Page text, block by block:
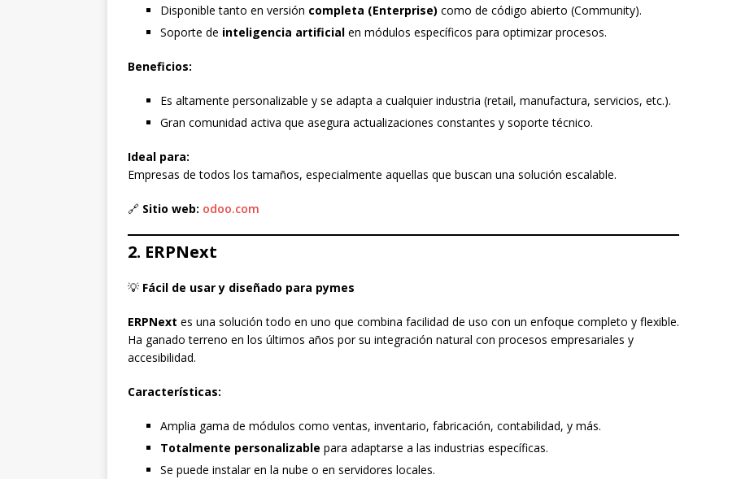
Disponible tanto en versión completa (Enterprise) como de código abierto (Community).
Soporte de inteligencia artificial en módulos específicos para optimizar procesos.
Beneficios:
Es altamente personalizable y se adapta a cualquier industria (retail, manufactura, servicios, etc.).
Gran comunidad activa que asegura actualizaciones constantes y soporte técnico.
Ideal para:
Empresas de todos los tamaños, especialmente aquellas que buscan una solución escalable.
🔗 Sitio web: odoo.com
2. ERPNext
💡 Fácil de usar y diseñado para pymes
ERPNext es una solución todo en uno que combina facilidad de uso con un enfoque completo y flexible.
Ha ganado terreno en los últimos años por su integración natural con procesos empresariales y
accesibilidad.
Características:
Amplia gama de módulos como ventas, inventario, fabricación, contabilidad, y más.
Totalmente personalizable para adaptarse a las industrias específicas.
Se puede instalar en la nube o en servidores locales.